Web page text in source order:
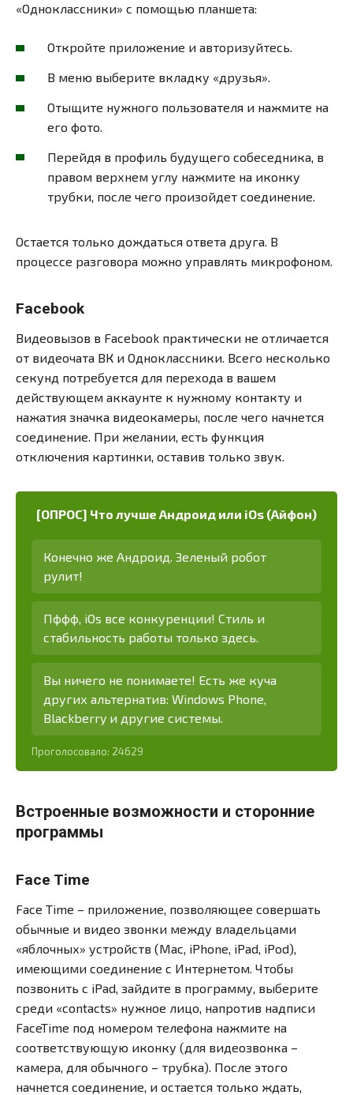
«Одноклассники» с помощью планшета:
Откройте приложение и авторизуйтесь.
В меню выберите вкладку «друзья».
Отыщите нужного пользователя и нажмите на
его фото.
Перейдя в профиль будущего собеседника, в
правом верхнем углу нажмите на иконку
трубки, после чего произойдет соединение.
Остается только дождаться ответа друга. В
процессе разговора можно управлять микрофоном.
Facebook
Видеовызов в Facebook практически не отличается
от видеочата ВК и Одноклассники. Всего несколько
секунд потребуется для перехода в вашем
действующем аккаунте к нужному контакту и
нажатия значка видеокамеры, после чего начнется
соединение. При желании, есть функция
отключения картинки, оставив только звук.
[ОПРОС] Что лучше Андроид или iOs (Айфон)
Конечно же Андроид. Зеленый робот
рулит!
Пффф, iOs все конкуренции! Стиль и
стабильность работы только здесь.
Вы ничего не понимаете! Есть же куча
других альтернатив: Windows Phone,
Blackberry и другие системы.
Проголосовало: 24629
Встроенные возможности и сторонние
программы
Face Time
Face Time – приложение, позволяющее совершать
обычные и видео звонки между владельцами
«яблочных» устройств (Mac, iPhone, iPad, iPod),
имеющими соединение с Интернетом. Чтобы
позвонить с iPad, зайдите в программу, выберите
среди «contacts» нужное лицо, напротив надписи
FaceTime под номером телефона нажмите на
соответствующую иконку (для видеозвонка –
камера, для обычного – трубка). После этого
начнется соединение, и остается только ждать,